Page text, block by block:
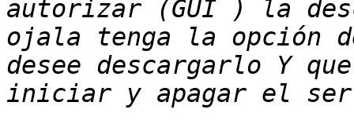
autorizar (GUI ) la
ojala tenga la opción
desee descargarlo Y